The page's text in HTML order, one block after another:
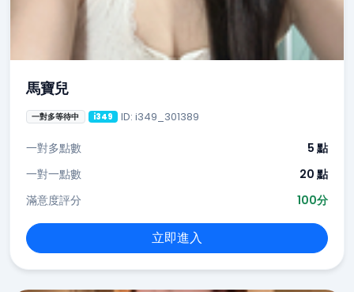
馬寶兒
一對多等待中 i349 ID: i349_301389
一對多點數
5 點
一對一點數
20 點
滿意度評分
100分
立即進入